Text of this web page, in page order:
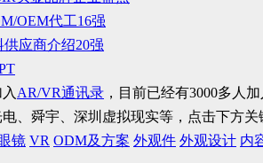
OEM代工16强
应商介绍20强
AR/VR通讯录 ，目前已经有3000多人
、舜宇、深圳虚拟现实等，点击下方关
镜 VR ODM及方案 外观件 外观设计 内